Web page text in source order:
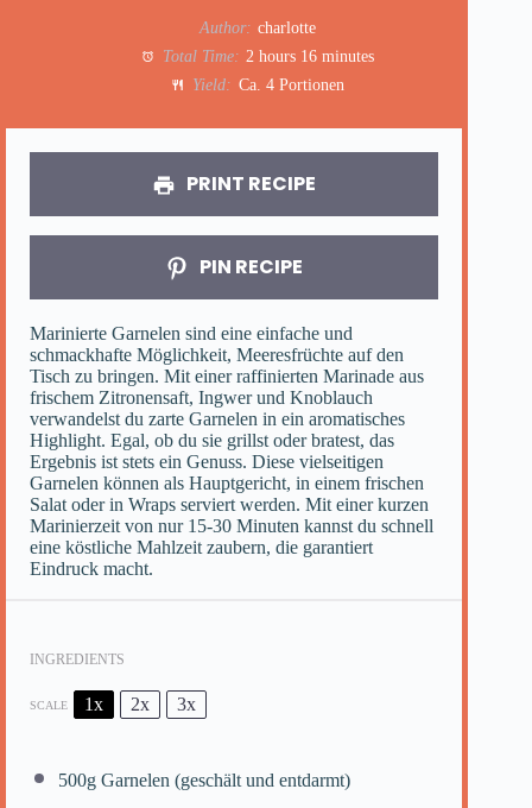
Author: charlotte
Total Time: 2 hours 16 minutes
Yield: Ca. 4 Portionen
PRINT RECIPE
PIN RECIPE
Marinierte Garnelen sind eine einfache und
schmackhafte Möglichkeit, Meeresfrüchte auf den
Tisch zu bringen. Mit einer raffinierten Marinade aus
frischem Zitronensaft, Ingwer und Knoblauch
verwandelst du zarte Garnelen in ein aromatisches
Highlight. Egal, ob du sie grillst oder bratest, das
Ergebnis ist stets ein Genuss. Diese vielseitigen
Garnelen können als Hauptgericht, in einem frischen
Salat oder in Wraps serviert werden. Mit einer kurzen
Marinierzeit von nur 15-30 Minuten kannst du schnell
eine köstliche Mahlzeit zaubern, die garantiert
Eindruck macht.
INGREDIENTS
SCALE 1x 2x 3x
500g Garnelen (geschält und entdarmt)